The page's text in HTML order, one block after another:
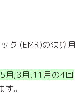
ク (EMR)の決
月,8月,11月の4回
。